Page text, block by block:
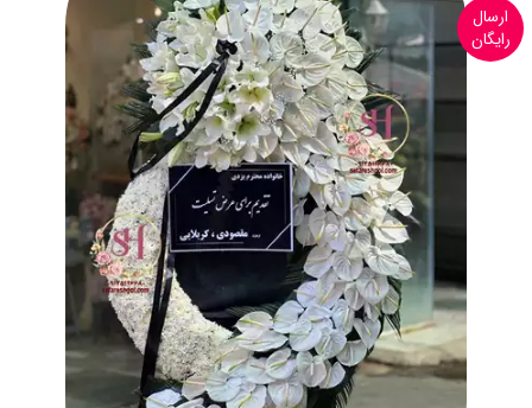
ارسال
رایگان